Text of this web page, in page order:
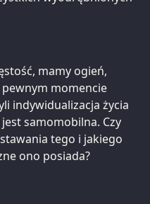
mamy ogień,
momencie
indywidualizacja życia
samomobilna. Czy
tego i jakiego
ono posiada?